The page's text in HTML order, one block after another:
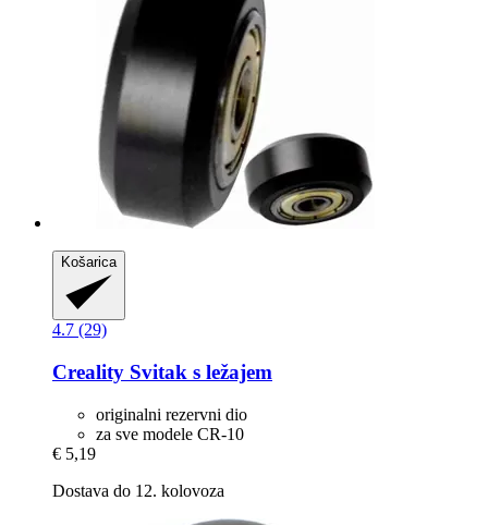
Košarica
4.7 (29)
Creality Svitak s ležajem
originalni rezervni dio
za sve modele CR-10
€ 5,19
Dostava do 12. kolovoza